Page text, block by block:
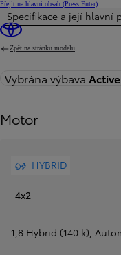
Přejít na hlavní obsah (Press Enter)
Specifikace a její hlavní
Zpět na stránku modelu
Vybrána výbava Active
Motor
HYBRID
4x2
1,8 Hybrid (140 k),